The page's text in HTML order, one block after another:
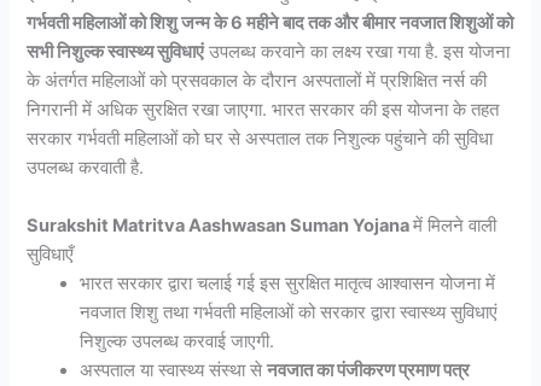
गर्भवती महिलाओं को शिशु जन्म के 6 महीने बाद तक और बीमार नवजात शिशुओं को
सभी निशुल्क स्वास्थ्य सुविधाएंउपलब्ध करवाने का लक्ष्य रखा गया है. इस योजना
के अंतर्गत महिलाओं को प्रसवकाल के दौरान अस्पतालों में प्रशिक्षित नर्स की
निगरानी में अधिक सुरक्षित रखा जाएगा. भारत सरकार की इस योजना के तहत
सरकार गर्भवती महिलाओं को घर से अस्पताल तक निशुल्क पहुंचाने की सुविधा
उपलब्ध करवाती है.
Surakshit Matritva Aashwasan Suman Yojanaमें मिलने वाली
सुविधाएँ
भारत सरकार द्वारा चलाई गई इस सुरक्षित मातृत्व आश्वासन योजना में
नवजात शिशु तथा गर्भवती महिलाओं को सरकार द्वारा स्वास्थ्य सुविधाएं
निशुल्क उपलब्ध करवाई जाएगी.
अस्पताल या स्वास्थ्य संस्था सेनवजात का पंजीकरण प्रमाण पत्र